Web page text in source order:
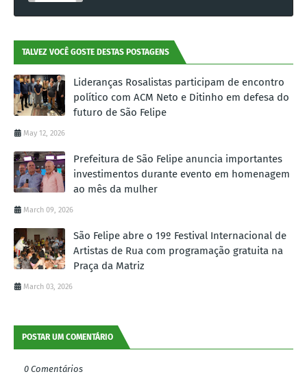
TALVEZ VOCÊ GOSTE DESTAS POSTAGENS
Lideranças Rosalistas participam de encontro
político com ACM Neto e Ditinho em defesa do
futuro de São Felipe
May 12, 2026
Prefeitura de São Felipe anuncia importantes
investimentos durante evento em homenagem
ao mês da mulher
March 09, 2026
São Felipe abre o 19º Festival Internacional de
Artistas de Rua com programação gratuita na
Praça da Matriz
March 03, 2026
POSTAR UM COMENTÁRIO
0 Comentários